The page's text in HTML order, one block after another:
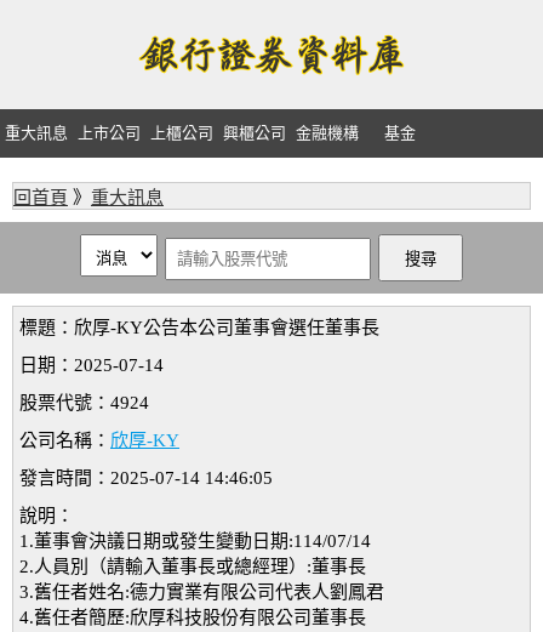
重大訊息 上市公司 上櫃公司 興櫃公司 金融機構 基金
回首頁 》 重大訊息
標題：欣厚-KY公告本公司董事會選任董事長
日期：2025-07-14
股票代號：4924
公司名稱： 欣厚-KY
發言時間：2025-07-14 14:46:05
說明：
1.董事會決議日期或發生變動日期:114/07/14
2.人員別（請輸入董事長或總經理）:董事長
3.舊任者姓名:德力實業有限公司代表人劉鳳君
4.舊任者簡歷:欣厚科技股份有限公司董事長